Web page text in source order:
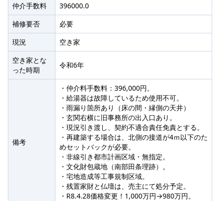
仲介手数料
396000.0
補修要否
必要
現況
空き家
空き家とな
った時期
令和6年
備考
・仲介料手数料：396,000円。
・給湯器は故障しているため使用不可。
・雨漏り箇所あり（床の間・縁側の天井）
・玄関右横に旧事務所の出入口あり。
・現況引き渡し、契約不適合責任免責とする。
・再建築する場合は、北側の接道が4ｍ以下のた
めセットバックが必要。
・非線引き都市計画区域・無指定。
・文化財包蔵地（南部田条理跡）。
・宅地造成等工事規制区域。
・残置家財と仏壇は、売主にて処分予定。
・R8.4.28価格変更！1,000万円→980万円。